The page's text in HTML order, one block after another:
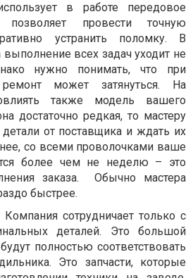
в работе передовое
позволяет провести точную
устранить поломку. В
выполнение всех задач уходит не
нужно понимать, что при
может затянуться. На
также модель вашего
достаточно редкая, то мастеру
детали от поставщика и ждать их
со всеми проволочками ваше
более чем не неделю – это
заказа. Обычно мастера
быстрее.
Компания сотрудничает только с
деталей. Это большой
полностью соответствовать
Это запчасти, которые